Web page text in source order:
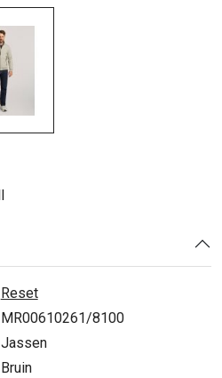
Reset
MR00610261/8100
Jassen
Bruin